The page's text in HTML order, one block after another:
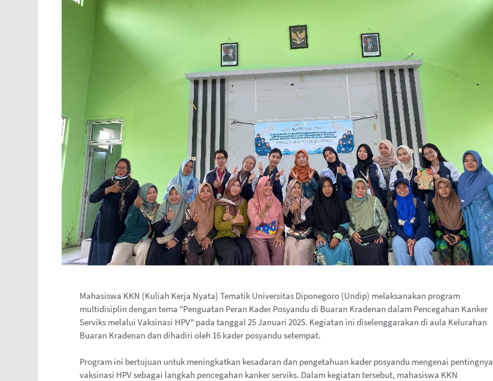
Mahasiswa KKN (Kuliah Kerja Nyata) Tematik Universitas Diponegoro (Undip) melaksanakan program
multidisiplin dengan tema "Penguatan Peran Kader Posyandu di Buaran Kradenan dalam Pencegahan Kanker
Serviks melalui Vaksinasi HPV" pada tanggal 25 Januari 2025. Kegiatan ini diselenggarakan di aula Kelurahan
Buaran Kradenan dan dihadiri oleh 16 kader posyandu setempat.
Program ini bertujuan untuk meningkatkan kesadaran dan pengetahuan kader posyandu mengenai pentingnya
vaksinasi HPV sebagai langkah pencegahan kanker serviks. Dalam kegiatan tersebut, mahasiswa KKN